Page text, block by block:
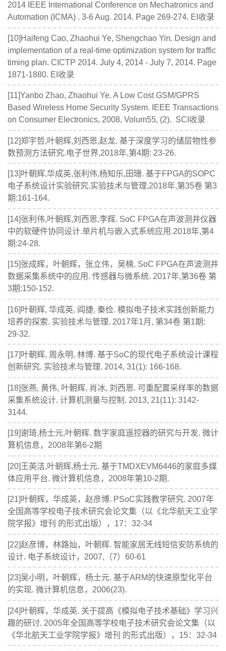
2014 IEEE International Conference on Mechatronics and
Automation (ICMA) . 3-6 Aug. 2014. Page 269-274. EI收录
[10]Haifeng Cao, Zhaohui Ye, Shengchao Yin. Design and
implementation of a real-time optimization system for traffic
timing plan. CICTP 2014. July 4, 2014 - July 7, 2014. Page
1871-1880. EI收录
[11]Yanbo Zhao, Zhaohui Ye. A Low Cost GSM/GPRS
Based Wireless Home Security System. IEEE Transactions
on Consumer Electronics, 2008, Volum55, (2). SCI收录
[12]郑宇哲,叶朝辉,刘西恩,赵龙. 基于深度学习的储层物性参
数预测方法研究.电子世界,2018年,第4期: 23-26.
[13]叶朝辉,华成英,张利伟,杨知乐,田珊. 基于FPGA的SOPC
电子系统设计实验研究.实验技术与管理,2018年,第35卷 第3
期:161-164.
[14]张利伟,叶朝辉,刘西恩,李辉. SoC FPGA在声波测井仪器
中的软硬件协同设计.单片机与嵌入式系统应用.2018年,第4
期:24-28.
[15]张成辉，叶朝辉，张立伟，吴楠. SoC FPGA在声波测井
数据采集系统中的应用. 传感器与微系统. 2017年,第36卷 第
3期:150-152.
[16]叶朝辉, 华成英, 阎捷, 秦俭. 模拟电子技术实践创新能力
培养的探索. 实验技术与管理. 2017年1月, 第34卷 第1期:
29-32.
[17]叶朝辉, 周永明, 林博. 基于SoC的现代电子系统设计课程
创新研究. 实验技术与管理. 2014, 31(1): 166-168.
[18]张燕, 黄伟, 叶朝辉, 肖冰, 刘西恩. 可重配置采样率的数据
采集系统设计. 计算机测量与控制. 2013, 21(11): 3142-
3144.
[19]谢琦,杨士元,叶朝辉. 数字家庭遥控器的研究与开发. 微计
算机信息，2008年第6-2期
[20]王英洁,叶朝辉,杨士元. 基于TMDXEVM6446的家庭多媒
体应用平台. 微计算机信息，2008年第10-2期.
[21]叶朝辉，华成英，赵彦博. PSoC实践教学研究. 2007年
全国高等学校电子技术研究会论文集（以《北华航天工业学
院学报》增刊 的形式出版），17：32-34
[22]赵彦博，林路灿，叶朝辉. 智能家居无线短信安防系统的
设计. 电子系统设计，2007,（7）60-61
[23]吴小明，叶朝辉，杨士元. 基于ARM的快速原型化平台
的实现. 微计算机信息，2006(23).
[24]叶朝辉，华成英. 关于提高《模拟电子技术基础》学习兴
趣的研讨. 2005年全国高等学校电子技术研究会论文集（以
《华北航天工业学院学报》增刊 的形式出版），15：32-34